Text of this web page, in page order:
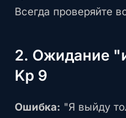
Всегда проверяйте
2. Ожидание
Kp 9
Ошибка: "Я выйду